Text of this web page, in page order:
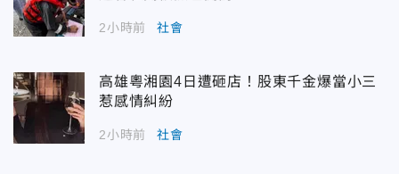
2小時前 社會
高雄粵湘園4日遭砸店！股東千金爆當小三
惹感情糾紛
2小時前 社會